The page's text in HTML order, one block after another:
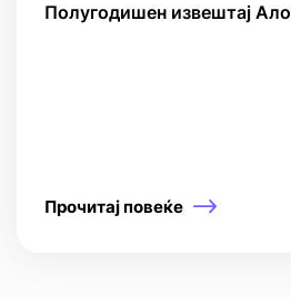
Полугодишен извештај
Прочитај повеќе